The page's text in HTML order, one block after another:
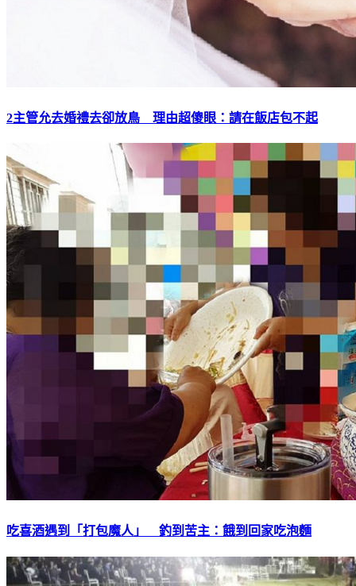
2主管允去婚禮去卻放鳥 理由超傻眼：請在飯店包不起
吃喜酒遇到「打包魔人」 釣到苦主：餓到回家吃泡麵